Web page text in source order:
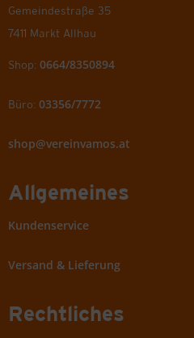
Gemeindestraße 35
7411 Markt Allhau
Shop: 0664/8350894
Büro: 03356/7772
shop@vereinvamos.at
Allgemeines
Kundenservice
Versand & Lieferung
Rechtliches